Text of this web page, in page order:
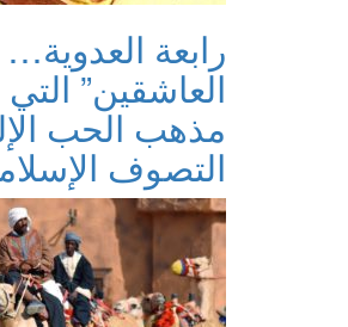
رابعة
العاشقين”
مذهب الحب
التصوف